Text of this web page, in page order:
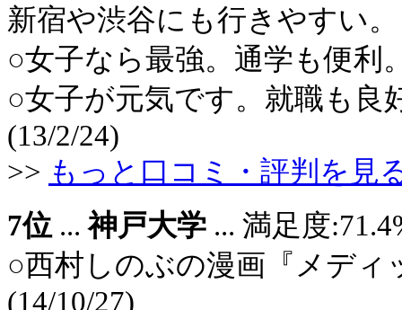
新宿や渋谷にも行きやすい。
○女子なら最強。通学も便利
○女子が元気です。就職も良
(13/2/24)
>> もっと口コミ・評判を見
7位 ...神戸大学 ... 満足度
○西村しのぶの漫画『メデ
(14/10/27)